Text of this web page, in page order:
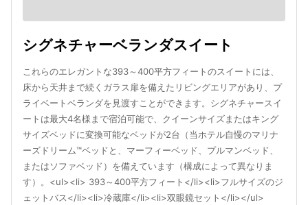
シグネチャーベランダスイート
これらのエレガントな393～400平方フィートのスイートには、
床から天井まで続くガラス扉を備えたリビングエリアがあり、プ
ライベートベランダを見渡すことができます。シグネチャースイ
ートは最大4名様まで宿泊可能で、クイーンサイズまたはキング
サイズベッドに変換可能なベッドが2台（当ホテル自慢のマリナ
ーズドリーム™ベッドと、マーフィーベッド、プルマンベッド、
またはソファベッド）を備えています（構成によって異なりま
す）。<ul><li> 393～400平方フィート</li><li>フルサイズのジ
ェットバス</li><li>冷蔵庫</li><li>双眼鏡セット</li></ul>